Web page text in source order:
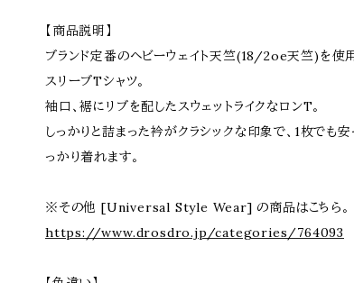
【商品説明】
ブランド定番のヘビーウェイト天竺(18/2oe天竺)を使
スリーブTシャツ。
袖口、裾にリブを配したスウェットライクなロンT。
しっかりと詰まった衿がクラシックな印象で、1枚でも安
っかり着れます。
※その他 [Universal Style Wear] の商品はこちら。
https://www.drosdro.jp/categories/764093